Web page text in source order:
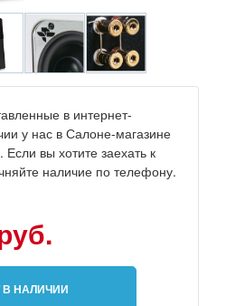
в интернет-
у нас в Салоне-магазине
вы хотите заехать к
наличие по телефону.
В НАЛИЧИИ